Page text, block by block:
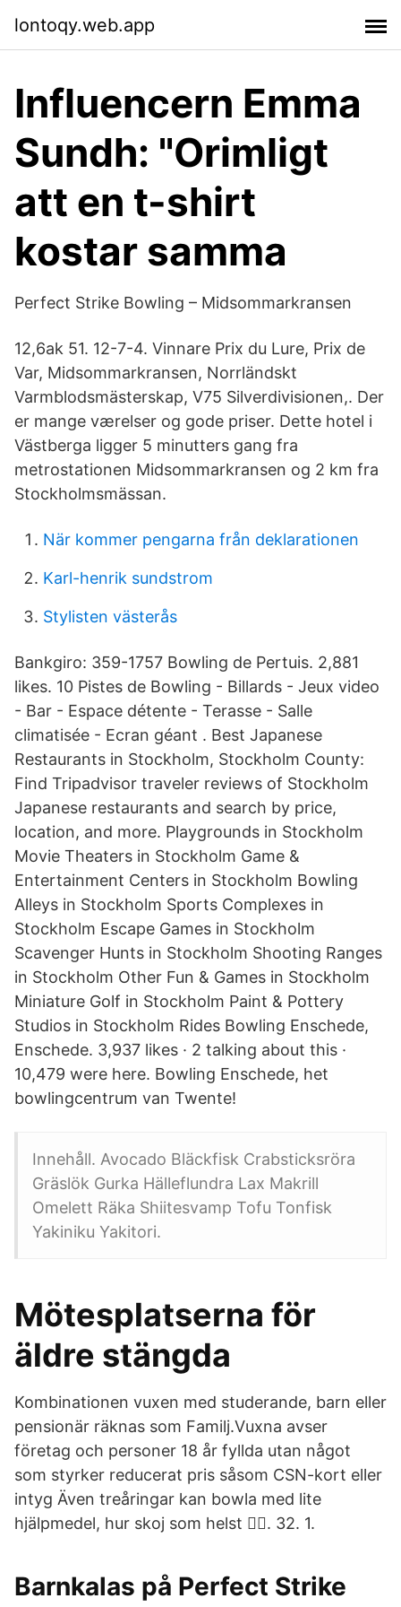
lontoqy.web.app
Influencern Emma
Sundh: "Orimligt
att en t-shirt
kostar samma
Perfect Strike Bowling – Midsommarkransen
12,6ak 51. 12-7-4. Vinnare Prix du Lure, Prix de
Var, Midsommarkransen, Norrländskt
Varmblodsmästerskap, V75 Silverdivisionen,. Der
er mange værelser og gode priser. Dette hotel i
Västberga ligger 5 minutters gang fra
metrostationen Midsommarkransen og 2 km fra
Stockholmsmässan.
När kommer pengarna från deklarationen
Karl-henrik sundstrom
Stylisten västerås
Bankgiro: 359-1757 Bowling de Pertuis. 2,881
likes. 10 Pistes de Bowling - Billards - Jeux video
- Bar - Espace détente - Terasse - Salle
climatisée - Ecran géant . Best Japanese
Restaurants in Stockholm, Stockholm County:
Find Tripadvisor traveler reviews of Stockholm
Japanese restaurants and search by price,
location, and more. Playgrounds in Stockholm
Movie Theaters in Stockholm Game &
Entertainment Centers in Stockholm Bowling
Alleys in Stockholm Sports Complexes in
Stockholm Escape Games in Stockholm
Scavenger Hunts in Stockholm Shooting Ranges
in Stockholm Other Fun & Games in Stockholm
Miniature Golf in Stockholm Paint & Pottery
Studios in Stockholm Rides Bowling Enschede,
Enschede. 3,937 likes · 2 talking about this ·
10,479 were here. Bowling Enschede, het
bowlingcentrum van Twente!
Innehåll. Avocado Bläckfisk Crabsticksröra
Gräslök Gurka Hälleflundra Lax Makrill
Omelett Räka Shiitesvamp Tofu Tonfisk
Yakiniku Yakitori.
Mötesplatserna för
äldre stängda
Kombinationen vuxen med studerande, barn eller
pensionär räknas som Familj.Vuxna avser
företag och personer 18 år fyllda utan något
som styrker reducerat pris såsom CSN-kort eller
intyg Även treåringar kan bowla med lite
hjälpmedel, hur skoj som helst 󾌸󾔗. 32. 1.
Barnkalas på Perfect Strike